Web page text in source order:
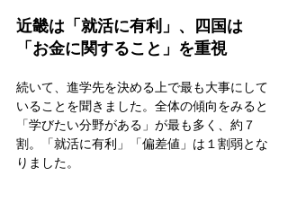
近畿は「就活に有利」、四国は
「お金に関すること」を重視
続いて、進学先を決める上で最も大事にして
いることを聞きました。全体の傾向をみると
「学びたい分野がある」が最も多く、約７
割。「就活に有利」「偏差値」は１割弱とな
りました。